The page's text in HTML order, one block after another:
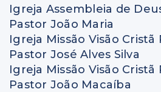
Igreja Assembleia de
Pastor João Maria
Igreja Missão Visão
Pastor José Alves Silva
Igreja Missão Visão
Pastor João Macaíba